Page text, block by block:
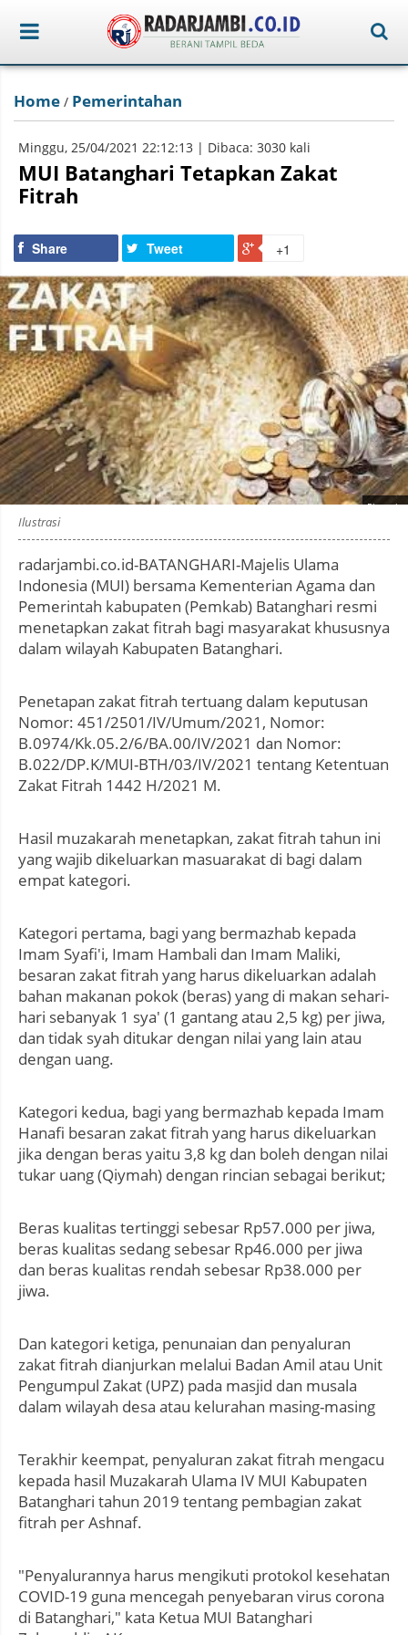
Home / Pemerintahan
Minggu, 25/04/2021 22:12:13 | Dibaca: 3030 kali
MUI Batanghari Tetapkan Zakat
Fitrah
Share Tweet +1
Photo by
Ilustrasi
radarjambi.co.id-BATANGHARI-Majelis Ulama
Indonesia (MUI) bersama Kementerian Agama dan
Pemerintah kabupaten (Pemkab) Batanghari resmi
menetapkan zakat fitrah bagi masyarakat khususnya
dalam wilayah Kabupaten Batanghari.
Penetapan zakat fitrah tertuang dalam keputusan
Nomor: 451/2501/IV/Umum/2021, Nomor:
B.0974/Kk.05.2/6/BA.00/IV/2021 dan Nomor:
B.022/DP.K/MUI-BTH/03/IV/2021 tentang Ketentuan
Zakat Fitrah 1442 H/2021 M.
Hasil muzakarah menetapkan, zakat fitrah tahun ini
yang wajib dikeluarkan masuarakat di bagi dalam
empat kategori.
Kategori pertama, bagi yang bermazhab kepada
Imam Syafi'i, Imam Hambali dan Imam Maliki,
besaran zakat fitrah yang harus dikeluarkan adalah
bahan makanan pokok (beras) yang di makan sehari-
hari sebanyak 1 sya' (1 gantang atau 2,5 kg) per jiwa,
dan tidak syah ditukar dengan nilai yang lain atau
dengan uang.
Kategori kedua, bagi yang bermazhab kepada Imam
Hanafi besaran zakat fitrah yang harus dikeluarkan
jika dengan beras yaitu 3,8 kg dan boleh dengan nilai
tukar uang (Qiymah) dengan rincian sebagai berikut;
Beras kualitas tertinggi sebesar Rp57.000 per jiwa,
beras kualitas sedang sebesar Rp46.000 per jiwa
dan beras kualitas rendah sebesar Rp38.000 per
jiwa.
Dan kategori ketiga, penunaian dan penyaluran
zakat fitrah dianjurkan melalui Badan Amil atau Unit
Pengumpul Zakat (UPZ) pada masjid dan musala
dalam wilayah desa atau kelurahan masing-masing
Terakhir keempat, penyaluran zakat fitrah mengacu
kepada hasil Muzakarah Ulama IV MUI Kabupaten
Batanghari tahun 2019 tentang pembagian zakat
fitrah per Ashnaf.
"Penyalurannya harus mengikuti protokol kesehatan
COVID-19 guna mencegah penyebaran virus corona
di Batanghari," kata Ketua MUI Batanghari